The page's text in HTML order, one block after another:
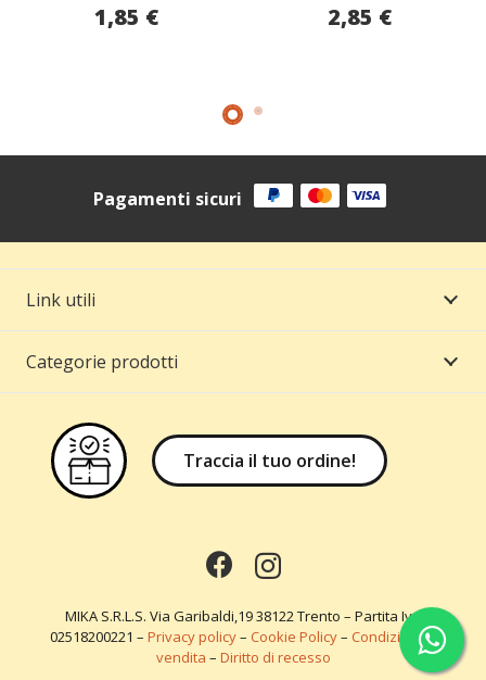
1,85 € 2,85 €
Pagamenti sicuri
Link utili
Categorie prodotti
Traccia il tuo ordine!
MIKA S.R.L.S. Via Garibaldi,19 38122 Trento – Partita Iva
02518200221 – Privacy policy– Cookie Policy– Condizioni di
vendita – Diritto di recesso